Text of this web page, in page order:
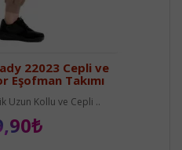
22023 Cepli ve
Eşofman Takımı
Uzun Kollu ve Cepli ..